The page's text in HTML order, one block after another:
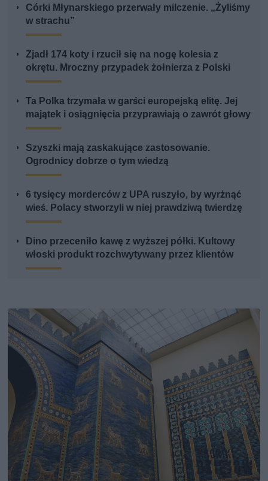
Córki Młynarskiego przerwały milczenie. „Żyliśmy
w strachu”
Zjadł 174 koty i rzucił się na nogę kolesia z
okrętu. Mroczny przypadek żołnierza z Polski
Ta Polka trzymała w garści europejską elitę. Jej
majątek i osiągnięcia przyprawiają o zawrót głowy
Szyszki mają zaskakujące zastosowanie.
Ogrodnicy dobrze o tym wiedzą
6 tysięcy morderców z UPA ruszyło, by wyrżnąć
wieś. Polacy stworzyli w niej prawdziwą twierdzę
Dino przeceniło kawę z wyższej półki. Kultowy
włoski produkt rozchwytywany przez klientów